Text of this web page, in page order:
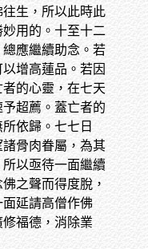
生，所以此時此
用的。十至十二
應繼續助念。若
增高蓮品。若因
的心靈，在七天
超薦。蓋亡者的
依歸。七七日
骨肉眷屬，為其
以亟待一面繼續
之聲而得度脫，
延請高僧作佛
福德，消除業